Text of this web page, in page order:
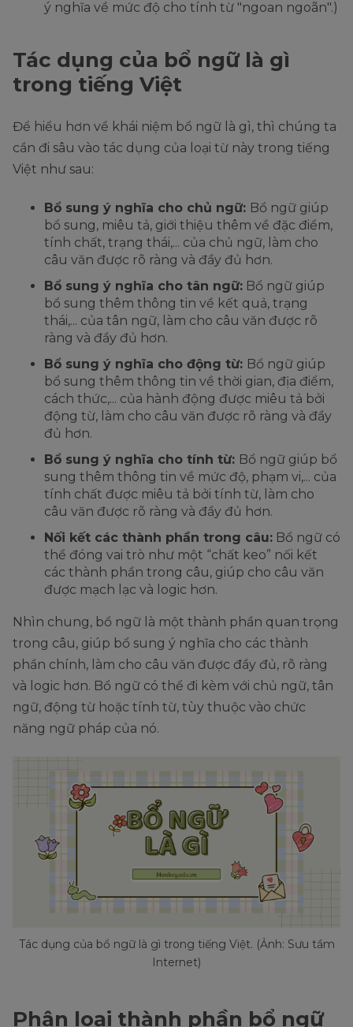
ý nghĩa về mức độ cho tính từ "ngoan ngoãn".)
Tác dụng của bổ ngữ là gì
trong tiếng Việt
Để hiểu hơn về khái niệm bổ ngữ là gì, thì chúng ta
cần đi sâu vào tác dụng của loại từ này trong tiếng
Việt như sau:
Bổ sung ý nghĩa cho chủ ngữ: Bổ ngữ giúp
bổ sung, miêu tả, giới thiệu thêm về đặc điểm,
tính chất, trạng thái,... của chủ ngữ, làm cho
câu văn được rõ ràng và đầy đủ hơn.
Bổ sung ý nghĩa cho tân ngữ: Bổ ngữ giúp
bổ sung thêm thông tin về kết quả, trạng
thái,... của tân ngữ, làm cho câu văn được rõ
ràng và đầy đủ hơn.
Bổ sung ý nghĩa cho động từ: Bổ ngữ giúp
bổ sung thêm thông tin về thời gian, địa điểm,
cách thức,... của hành động được miêu tả bởi
động từ, làm cho câu văn được rõ ràng và đầy
đủ hơn.
Bổ sung ý nghĩa cho tính từ: Bổ ngữ giúp bổ
sung thêm thông tin về mức độ, phạm vi,... của
tính chất được miêu tả bởi tính từ, làm cho
câu văn được rõ ràng và đầy đủ hơn.
Nối kết các thành phần trong câu: Bổ ngữ có
thể đóng vai trò như một “chất keo” nối kết
các thành phần trong câu, giúp cho câu văn
được mạch lạc và logic hơn.
Nhìn chung, bổ ngữ là một thành phần quan trọng
trong câu, giúp bổ sung ý nghĩa cho các thành
phần chính, làm cho câu văn được đầy đủ, rõ ràng
và logic hơn. Bổ ngữ có thể đi kèm với chủ ngữ, tân
ngữ, động từ hoặc tính từ, tùy thuộc vào chức
năng ngữ pháp của nó.
Tác dụng của bổ ngữ là gì trong tiếng Việt. (Ảnh: Sưu tầm
Internet)
Phân loại thành phần bổ ngữ